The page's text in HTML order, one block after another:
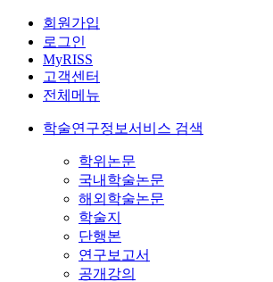
회원가입
로그인
MyRISS
고객센터
전체메뉴
학술연구정보서비스 검색
학위논문
국내학술논문
해외학술논문
학술지
단행본
연구보고서
공개강의